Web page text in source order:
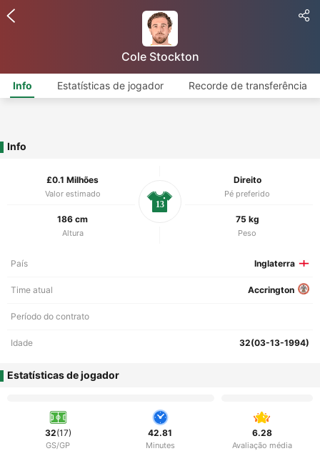
Cole Stockton
Info Estatísticas de jogador Recorde de transferência
Info
£0.1 Milhões
Valor estimado
Direito
Pé preferido
186 cm
Altura
75 kg
Peso
13
País Inglaterra
Time atual Accrington
Período do contrato
Idade 32(03-13-1994)
Estatísticas de jogador
32(17)
GS/GP
42.81
Minutes
6.28
Avaliação média